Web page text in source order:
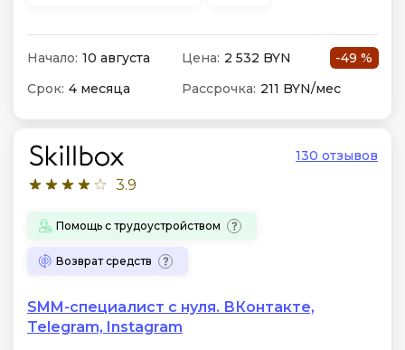
Начало: 10 августа Цена: 2 532 BYN
-49 %
Срок: 4 месяца Рассрочка: 211 BYN/мес
3.9
130 отзывов
Помощь с трудоустройством
Возврат средств
SMM-специалист с нуля. ВКонтакте,
Telegram, Instagram